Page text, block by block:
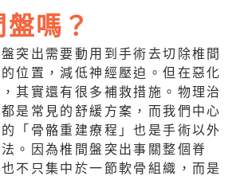
嗎？
突出需要動用到手術去切除椎間
位置，減低神經壓迫。但在惡化
其實還有很多補救措施。物理治
是常見的舒緩方案，而我們中心
「骨骼重建療程」也是手術以外
。因為椎間盤突出事關整個脊
不只集中於一節軟骨組織，而是